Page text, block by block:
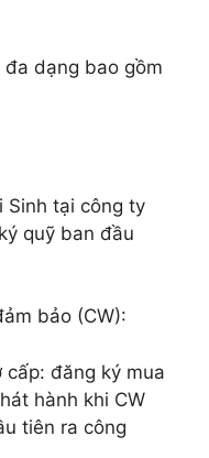
dạng bao gồm
Sinh tại công ty
quỹ ban đầu
bảo (CW):
đăng ký mua
hành khi CW
tiên ra công